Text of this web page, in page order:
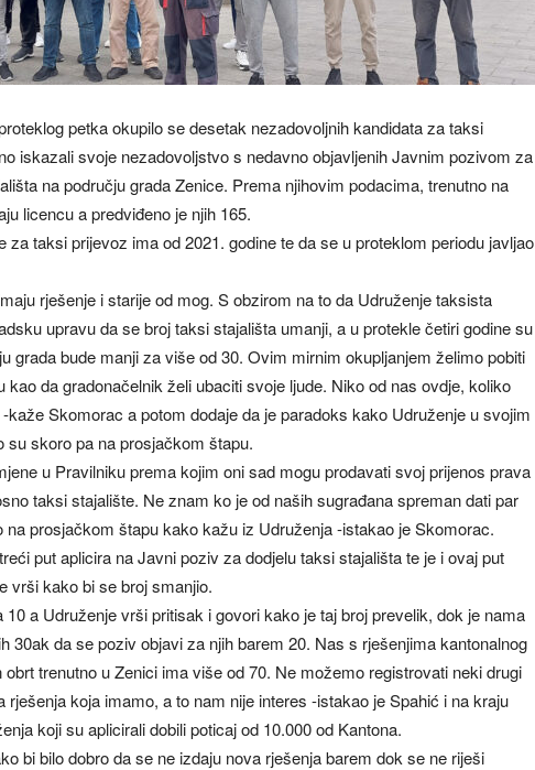
petka okupilo se desetak nezadovoljnih kandidata za taksi
iskazali svoje nezadovoljstvo s nedavno objavljenih Javnim pozivom za
na području grada Zenice. Prema njihovim podacima, trenutno na
licencu a predviđeno je njih 165.
taksi prijevoz ima od 2021. godine te da se u proteklom periodu javljao
rješenje i starije od mog. S obzirom na to da Udruženje taksista
upravu da se broj taksi stajališta umanji, a u protekle četiri godine su
grada bude manji za više od 30. Ovim mirnim okupljanjem želimo pobiti
da gradonačelnik želi ubaciti svoje ljude. Niko od nas ovdje, koliko
kaže Skomorac a potom dodaje da je paradoks kako Udruženje u svojim
su skoro pa na prosjačkom štapu.
u Pravilniku prema kojim oni sad mogu prodavati svoj prijenos prava
taksi stajalište. Ne znam ko je od naših sugrađana spreman dati par
na prosjačkom štapu kako kažu iz Udruženja -istakao je Skomorac.
put aplicira na Javni poziv za dodjelu taksi stajališta te je i ovaj put
vrši kako bi se broj smanjio.
a Udruženje vrši pritisak i govori kako je taj broj prevelik, dok je nama
30ak da se poziv objavi za njih barem 20. Nas s rješenjima kantonalnog
trenutno u Zenici ima više od 70. Ne možemo registrovati neki drugi
rješenja koja imamo, a to nam nije interes -istakao je Spahić i na kraju
koji su aplicirali dobili poticaj od 10.000 od Kantona.
bi bilo dobro da se ne izdaju nova rješenja barem dok se ne riješi